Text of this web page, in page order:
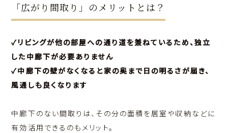
「広がり間取り」のメリットとは？
✓リビングが他の部屋への通り道を兼ねているため、独立
した中廊下が必要ありません
✓中廊下の壁がなくなると家の奥まで日の明るさが届き、
風通しも良くなります
中廊下のない間取りは、その分の面積を居室や収納などに
有効活用できるのもメリット。